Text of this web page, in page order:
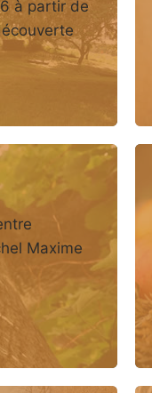
à partir de
Maxime